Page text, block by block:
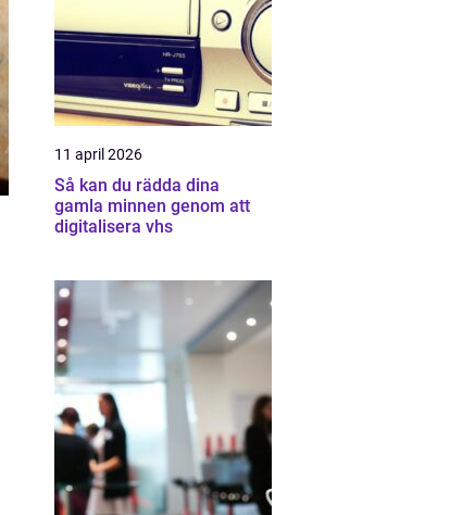
11 april 2026
Så kan du rädda dina
gamla minnen genom att
digitalisera vhs